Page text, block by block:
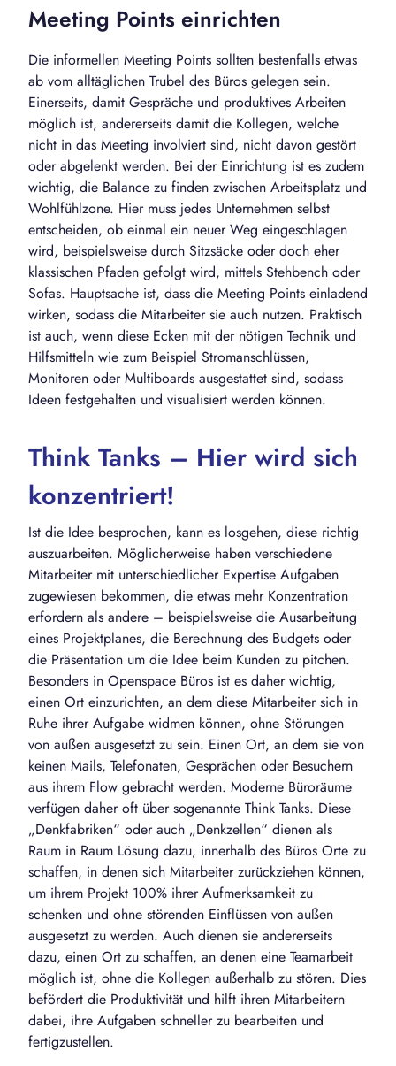
Meeting Points einrichten
Die informellen Meeting Points sollten bestenfalls etwas
ab vom alltäglichen Trubel des Büros gelegen sein.
Einerseits, damit Gespräche und produktives Arbeiten
möglich ist, andererseits damit die Kollegen, welche
nicht in das Meeting involviert sind, nicht davon gestört
oder abgelenkt werden. Bei der Einrichtung ist es zudem
wichtig, die Balance zu finden zwischen Arbeitsplatz und
Wohlfühlzone. Hier muss jedes Unternehmen selbst
entscheiden, ob einmal ein neuer Weg eingeschlagen
wird, beispielsweise durch Sitzsäcke oder doch eher
klassischen Pfaden gefolgt wird, mittels Stehbench oder
Sofas. Hauptsache ist, dass die Meeting Points einladend
wirken, sodass die Mitarbeiter sie auch nutzen. Praktisch
ist auch, wenn diese Ecken mit der nötigen Technik und
Hilfsmitteln wie zum Beispiel Stromanschlüssen,
Monitoren oder Multiboards ausgestattet sind, sodass
Ideen festgehalten und visualisiert werden können.
Think Tanks – Hier wird sich
konzentriert!
Ist die Idee besprochen, kann es losgehen, diese richtig
auszuarbeiten. Möglicherweise haben verschiedene
Mitarbeiter mit unterschiedlicher Expertise Aufgaben
zugewiesen bekommen, die etwas mehr Konzentration
erfordern als andere – beispielsweise die Ausarbeitung
eines Projektplanes, die Berechnung des Budgets oder
die Präsentation um die Idee beim Kunden zu pitchen.
Besonders in Openspace Büros ist es daher wichtig,
einen Ort einzurichten, an dem diese Mitarbeiter sich in
Ruhe ihrer Aufgabe widmen können, ohne Störungen
von außen ausgesetzt zu sein. Einen Ort, an dem sie von
keinen Mails, Telefonaten, Gesprächen oder Besuchern
aus ihrem Flow gebracht werden. Moderne Büroräume
verfügen daher oft über sogenannte Think Tanks. Diese
„Denkfabriken“ oder auch „Denkzellen“ dienen als
Raum in Raum Lösung dazu, innerhalb des Büros Orte zu
schaffen, in denen sich Mitarbeiter zurückziehen können,
um ihrem Projekt 100% ihrer Aufmerksamkeit zu
schenken und ohne störenden Einflüssen von außen
ausgesetzt zu werden. Auch dienen sie andererseits
dazu, einen Ort zu schaffen, an denen eine Teamarbeit
möglich ist, ohne die Kollegen außerhalb zu stören. Dies
befördert die Produktivität und hilft ihren Mitarbeitern
dabei, ihre Aufgaben schneller zu bearbeiten und
fertigzustellen.